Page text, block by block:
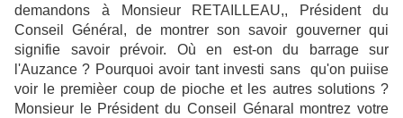
demandons à Monsieur RETAILLEAU,, Président du
Conseil Général, de montrer son savoir gouverner qui
signifie savoir prévoir. Où en est-on du barrage sur
l'Auzance ? Pourquoi avoir tant investi sans qu'on puiise
voir le premièer coup de pioche et les autres solutions ?
Monsieur le Président du Conseil Génaral montrez votre